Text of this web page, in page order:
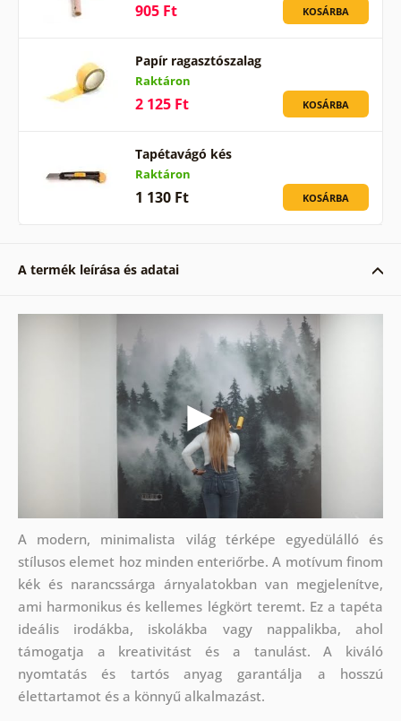
905 Ft KOSÁRBA
Papír ragasztószalag
Raktáron
2 125 Ft KOSÁRBA
Tapétavágó kés
Raktáron
1 130 Ft KOSÁRBA
A termék leírása és adatai
A modern, minimalista világ térképe egyedülálló és
stílusos elemet hoz minden enteriőrbe. A motívum finom
kék és narancssárga árnyalatokban van megjelenítve,
ami harmonikus és kellemes légkört teremt. Ez a tapéta
ideális irodákba, iskolákba vagy nappalikba, ahol
támogatja a kreativitást és a tanulást. A kiváló
nyomtatás és tartós anyag garantálja a hosszú
élettartamot és a könnyű alkalmazást.